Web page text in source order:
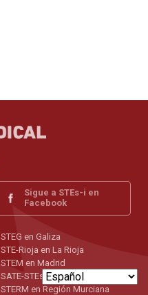
Sigue a STEs-i en
Facebook
STEG en Galiza
STE-Rioja en La Rioja
STEM en Madrid
SATE-STEs en Melilla
STERM en Región Murciana